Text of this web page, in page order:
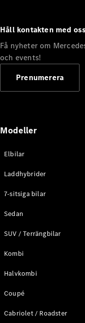
Håll kontakten med
Få nyheter om
och events!
Prenumerera
Modeller
Elbilar
Laddhybrider
7-sitsiga bilar
Sedan
SUV / Terrängbilar
Kombi
Halvkombi
Coupé
Cabriolet / Roadster